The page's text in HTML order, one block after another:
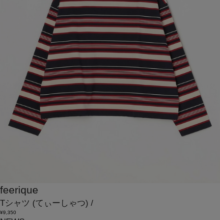
feerique
Tシャツ (てぃーしゃつ) /
¥9,350